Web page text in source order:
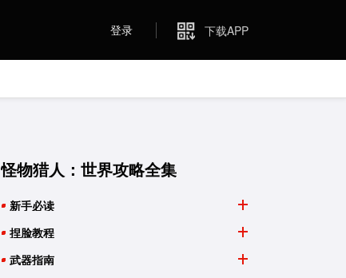
登录 下载APP
怪物猎人：世界攻略全集
新手必读
捏脸教程
武器指南